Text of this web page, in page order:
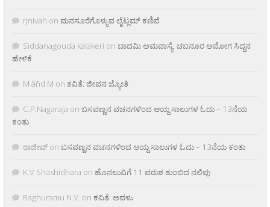
rjnivah on ಮನಸೂರೆಗೊಳ್ಳುವ ಲೈಟ್ಲಮ್ ಕಣಿವೆ
Siddanagouda kalakeri on ಬಾದಮಿ ಅಮವಾಸ್ಯೆ: ಚಬನೂರ ಅಮೋಗ ಸಿದ್ದನ
ಹೇಳಿಕೆ
M âñd M on ಕವಿತೆ: ಜೀವನ ಜ್ಯೋತಿ
C.P.Nagaraja on ಬಸವಣ್ಣನ ವಚನಗಳಿಂದ ಆಯ್ದ ಸಾಲುಗಳ ಓದು – 13ನೆಯ
ಕಂತು
ರಾಜೀವ್ on ಬಸವಣ್ಣನ ವಚನಗಳಿಂದ ಆಯ್ದ ಸಾಲುಗಳ ಓದು – 13ನೆಯ ಕಂತು
K.V Shashidhara on ಹೊನಲುವಿಗೆ 11 ವರುಶ ತುಂಬಿದ ನಲಿವು
Raghuramu N.V. on ಕವಿತೆ: ಅವಳು